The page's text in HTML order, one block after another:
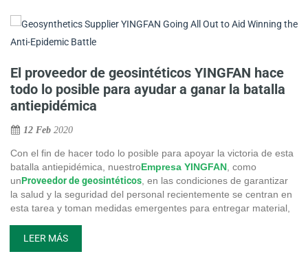
un nuevo colectivo individual.
El proveedor de geosintéticos YINGFAN hace
todo lo posible para ayudar a ganar la batalla
antiepidémica
12 Feb 2020
Con el fin de hacer todo lo posible para apoyar la victoria de esta
batalla antiepidémica, nuestroEmpresa YINGFAN, como
unProveedor de geosintéticos, en las condiciones de garantizar
la salud y la seguridad del personal recientemente se centran en
esta tarea y toman medidas emergentes para entregar material,
sin importar todos los costos. Teniendo en cuenta los esfuerzos
de nuestra empresa para esta dura batalla, el equipo de medios
LEER MÁS